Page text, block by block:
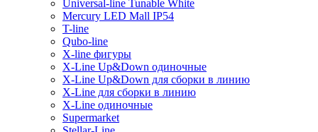
Universal-line Tunable White
Mercury LED Mall IP54
T-line
Qubo-line
X-line фигуры
X-Line Up&Down одиночные
X-Line Up&Down для сборки в линию
X-Line для сборки в линию
X-Line одиночные
Supermarket